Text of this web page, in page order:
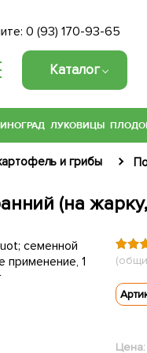
0 (93) 170-93-65
Каталог
ЛУКОВИЦЫ
и грибы
(на
Цена: